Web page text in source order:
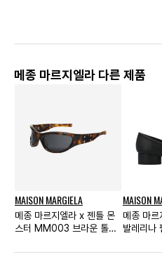
메종 마르지엘라 다른 제품
MAISON MARGIELA
메종 마르지엘라 x 젠틀 몬
스터 MM003 브라운 톨토
MAISON
메종 마르
발레리나